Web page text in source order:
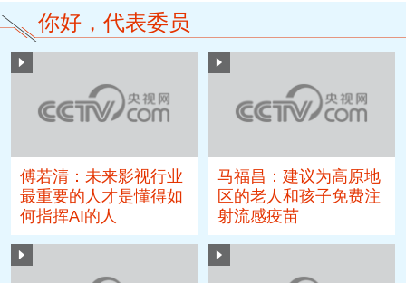
你好，代表委员
傅若清：未来影视行业
最重要的人才是懂得如
何指挥AI的人
马福昌：建议为高原地
区的老人和孩子免费注
射流感疫苗